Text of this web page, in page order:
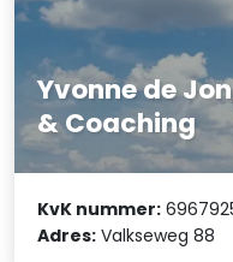
Yvonne de
& Coaching
KvK nummer:
Adres: Valkseweg 88